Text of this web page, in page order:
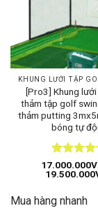
KHUNG LƯỚI TẬP
[Pro3] Khung
thảm tập golf
thảm putting
bóng tự
Được xếp
hạng55
17.000.000
19.500.000
Mua hàng nhanh